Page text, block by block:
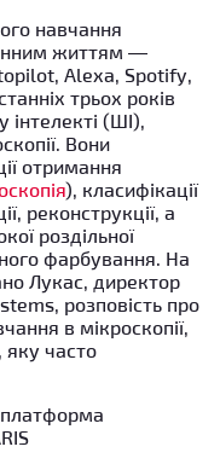
навчання
життям —
Alexa, Spotify,
трьох років
(ШІ),
Вони
отримання
), класифікації
реконструкції, а
роздільної
фарбування. На
Лукас, директор
розповість про
в мікроскопії,
яку часто
платформа